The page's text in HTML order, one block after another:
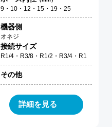
9・10・12・15・19・25
機器側
オネジ
接続サイズ
R1/4・R3/8・R1/2・R3/4・R1
その他
詳細を見る